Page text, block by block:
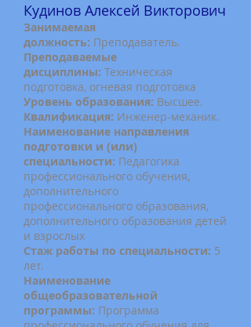
Кудинов Алексей Викторович
Занимаемая
должность: Преподаватель.
Преподаваемые
дисциплины: Техническая
подготовка, огневая подготовка
Уровень образования: Высшее.
Квалификация: Инженер-механик.
Наименование направления
подготовки и (или)
специальности: Педагогика
профессионального обучения,
дополнительного
профессионального образования,
дополнительного образования детей
и взрослых
Стаж работы по специальности: 5
лет.
Наименование
общеобразовательной
программы: Программа